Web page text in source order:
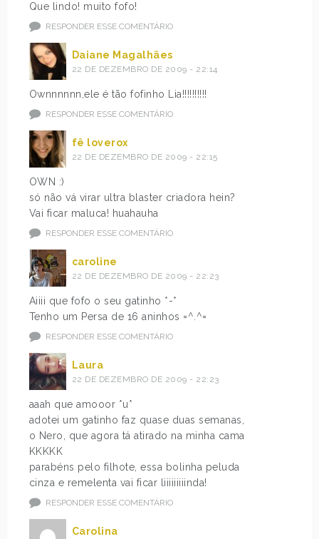
Que lindo! muito fofo!
RESPONDER ESSE COMENTÁRIO
Daiane Magalhães
22 DE DEZEMBRO DE 2009 - 22:14
Ownnnnnn,ele é tão fofinho Lia!!!!!!!!!!
RESPONDER ESSE COMENTÁRIO
fê loverox
22 DE DEZEMBRO DE 2009 - 22:15
OWN :)
só não vá virar ultra blaster criadora hein?
Vai ficar maluca! huahauha
RESPONDER ESSE COMENTÁRIO
caroline
22 DE DEZEMBRO DE 2009 - 22:23
Aiiii que fofo o seu gatinho *-*
Tenho um Persa de 16 aninhos =^.^=
RESPONDER ESSE COMENTÁRIO
Laura
22 DE DEZEMBRO DE 2009 - 22:23
aaah que amooor *u*
adotei um gatinho faz quase duas semanas,
o Nero, que agora tá atirado na minha cama
KKKKK
parabéns pelo filhote, essa bolinha peluda
cinza e remelenta vai ficar liiiiiiiiinda!
RESPONDER ESSE COMENTÁRIO
Carolina